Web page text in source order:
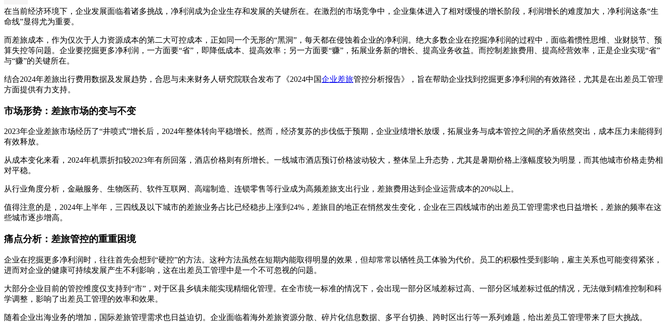
在当前经济环境下，企业发展面临着诸多挑战，净利润成为企业生存和发展的关键所在。在激烈的市场竞争中，企业集体进入了相对缓慢的增长阶段，利润增长的难度加大，净利润这条“生
命线”显得尤为重要。
而差旅成本，作为仅次于人力资源成本的第二大可控成本，正如同一个无形的“黑洞”，每天都在侵蚀着企业的净利润。绝大多数企业在挖掘净利润的过程中，面临着惯性思维、业财脱节、预
算失控等问题。企业要挖掘更多净利润，一方面要“省”，即降低成本、提高效率；另一方面要“赚”，拓展业务新的增长、提高业务收益。而控制差旅费用、提高经营效率，正是企业实现“省”
与“赚”的关键所在。
结合2024年差旅出行费用数据及发展趋势，合思与未来财务人研究院联合发布了《2024中国企业差旅管控分析报告》，旨在帮助企业找到挖掘更多净利润的有效路径，尤其是在出差员工管理
方面提供有力支持。
市场形势：差旅市场的变与不变
2023年企业差旅市场经历了“井喷式”增长后，2024年整体转向平稳增长。然而，经济复苏的步伐低于预期，企业业绩增长放缓，拓展业务与成本管控之间的矛盾依然突出，成本压力未能得到
有效释放。
从成本变化来看，2024年机票折扣较2023年有所回落，酒店价格则有所增长。一线城市酒店预订价格波动较大，整体呈上升态势，尤其是暑期价格上涨幅度较为明显，而其他城市价格走势相
对平稳。
从行业角度分析，金融服务、生物医药、软件互联网、高端制造、连锁零售等行业成为高频差旅支出行业，差旅费用达到企业运营成本的20%以上。
值得注意的是，2024年上半年，三四线及以下城市的差旅业务占比已经稳步上涨到24%，差旅目的地正在悄然发生变化，企业在三四线城市的出差员工管理需求也日益增长，差旅的频率在这
些城市逐步增高。
痛点分析：差旅管控的重重困境
企业在挖掘更多净利润时，往往首先会想到“硬控”的方法。这种方法虽然在短期内能取得明显的效果，但却常常以牺牲员工体验为代价。员工的积极性受到影响，雇主关系也可能变得紧张，
进而对企业的健康可持续发展产生不利影响，这在出差员工管理中是一个不可忽视的问题。
大部分企业目前的管控维度仅支持到“市”，对于区县乡镇未能实现精细化管理。在全市统一标准的情况下，会出现一部分区域差标过高、一部分区域差标过低的情况，无法做到精准控制和科
学调整，影响了出差员工管理的效率和效果。
随着企业出海业务的增加，国际差旅管理需求也日益迫切。企业面临着海外差旅资源分散、碎片化信息数据、多平台切换、跨时区出行等一系列难题，给出差员工管理带来了巨大挑战。